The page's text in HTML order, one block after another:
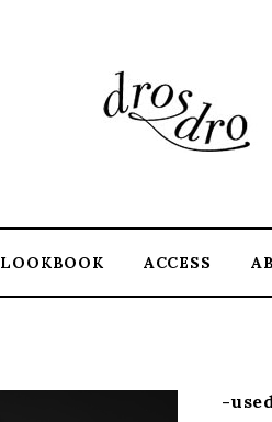
LOOKBOOK ACCESS
-